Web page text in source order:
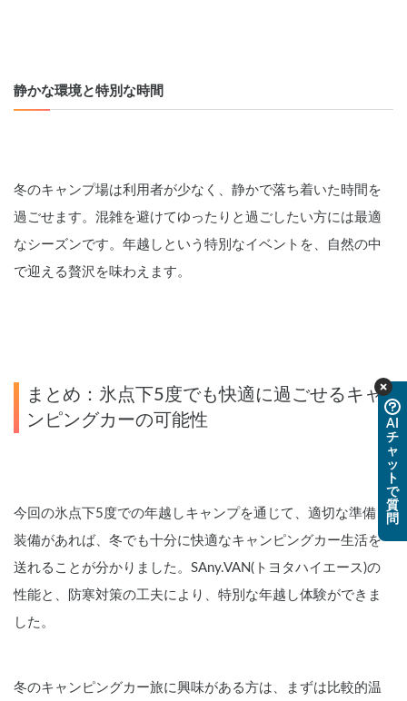
静かな環境と特別な時間
冬のキャンプ場は利用者が少なく、静かで落ち着いた時間を
過ごせます。混雑を避けてゆったりと過ごしたい方には最適
なシーズンです。年越しという特別なイベントを、自然の中
で迎える贅沢を味わえます。
まとめ：氷点下5度でも快適に過ごせるキャ
ンピングカーの可能性
今回の氷点下5度での年越しキャンプを通じて、適切な準備と
装備があれば、冬でも十分に快適なキャンピングカー生活を
送れることが分かりました。SAny.VAN(トヨタハイエース)の
性能と、防寒対策の工夫により、特別な年越し体験ができま
した。
冬のキャンピングカー旅に興味がある方は、まずは比較的温
AI
チ
ャ
ッ
ト
で
質
問